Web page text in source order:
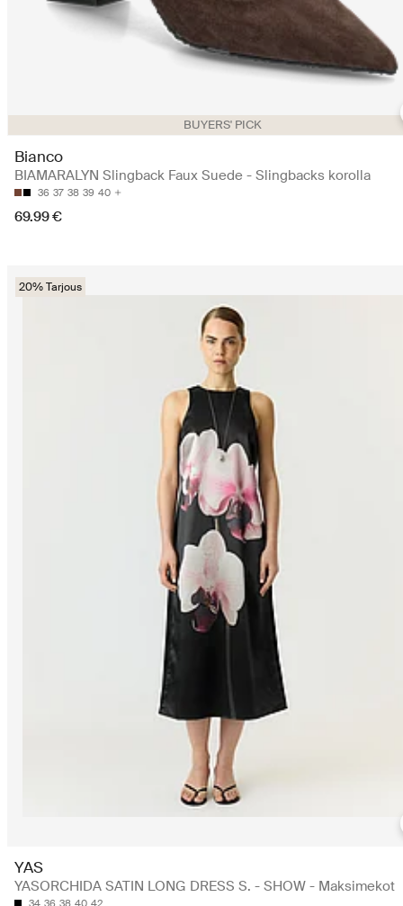
BUYERS' PICK
Bianco
BIAMARALYN Slingback Faux Suede - Slingbacks korolla
36 37 38 39 40
69.99 €
20% Tarjous
YAS
YASORCHIDA SATIN LONG DRESS S. - SHOW - Maksimekot
34 36 38 40 42